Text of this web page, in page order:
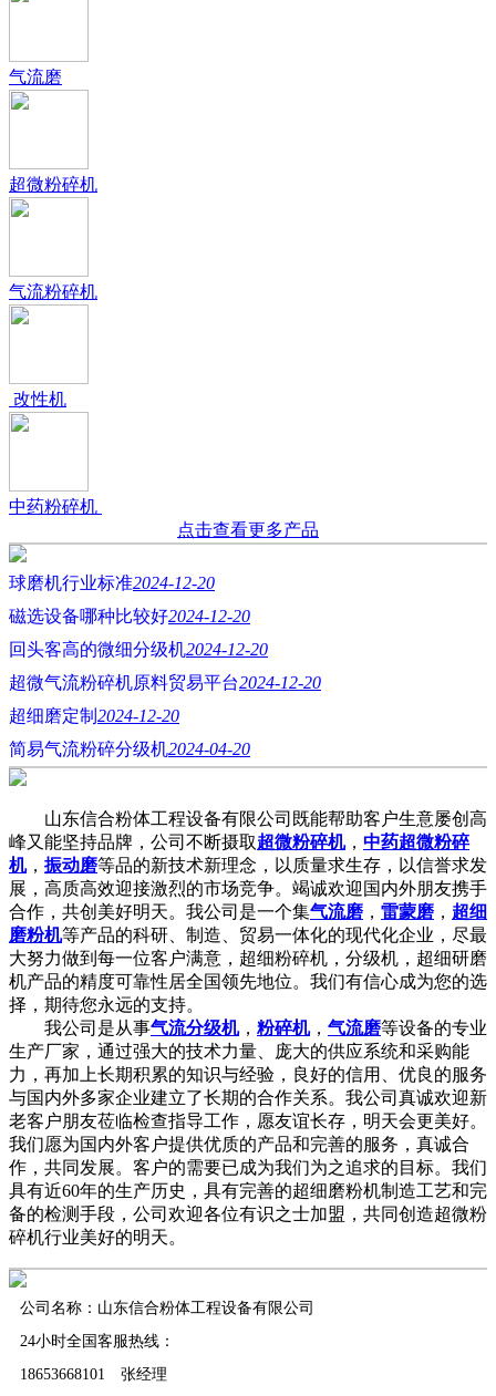
气流磨
超微粉碎机
气流粉碎机
改性机
中药粉碎机
点击查看更多产品
球磨机行业标准2024-12-20
磁选设备哪种比较好2024-12-20
回头客高的微细分级机2024-12-20
超微气流粉碎机原料贸易平台2024-12-20
超细磨定制 2024-12-20
简易气流粉碎分级机2024-04-20
山东信合粉体工程设备有限公司既能帮助客户生意屡创高
峰又能坚持品牌，公司不断摄取超微粉碎机， 中药超微粉碎
机， 振动磨等品的新技术新理念，以质量求生存，以信誉求发
展，高质高效迎接激烈的市场竞争。竭诚欢迎国内外朋友携手
合作，共创美好明天。我公司是一个集气流磨 ， 雷蒙磨 ， 超细
磨粉机等产品的科研、制造、贸易一体化的现代化企业，尽最
大努力做到每一位客户满意，超细粉碎机，分级机，超细研磨
机产品的精度可靠性居全国领先地位。我们有信心成为您的选
择，期待您永远的支持。
我公司是从事气流分级机， 粉碎机， 气流磨等设备的专业
生产厂家，通过强大的技术力量、庞大的供应系统和采购能
力，再加上长期积累的知识与经验，良好的信用、优良的服务
与国内外多家企业建立了长期的合作关系。我公司真诚欢迎新
老客户朋友莅临检查指导工作，愿友谊长存，明天会更美好。
我们愿为国内外客户提供优质的产品和完善的服务，真诚合
作，共同发展。客户的需要已成为我们为之追求的目标。我们
具有近60年的生产历史，具有完善的超细磨粉机制造工艺和完
备的检测手段，公司欢迎各位有识之士加盟，共同创造超微粉
碎机行业美好的明天。
公司名称：山东信合粉体工程设备有限公司
24小时全国客服热线：
18653668101 张经理